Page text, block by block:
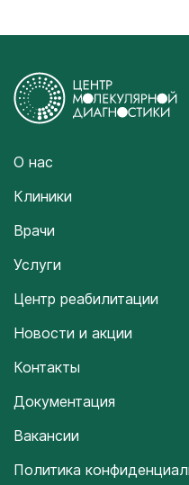
О нас
Клиники
Врачи
Услуги
Центр реабилитации
Новости и акции
Контакты
Документация
Вакансии
Политика